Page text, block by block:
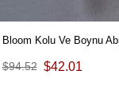
Bloom Kolu Ve Boynu
$42.01
$94.52